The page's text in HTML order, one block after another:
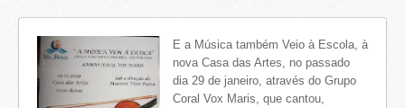
E a Música também Veio à Escola, à
nova Casa das Artes, no passado
dia 29 de janeiro, através do Grupo
Coral Vox Maris, que cantou,